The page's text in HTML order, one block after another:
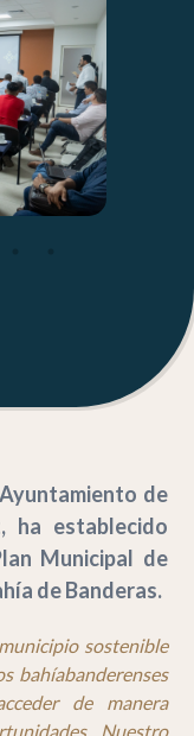
de
ha establecido
Municipal de
de Banderas.
sostenible
bahíabanderenses
de manera
Nuestro